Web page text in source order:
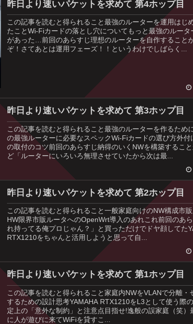
昨日より速いパケットを求めて 第4ホップ目
この記事を読むと得られること最強のルーターを運用はじ
たことWi-Fiカードの落とし穴についてもっと最強のルータ
があった…前回のあらすじ理想のルーターを自作すること
ぞ！さてあとは運用フェーズ！！というわけでしばらく...
昨日より速いパケットを求めて 第3ホップ目
この記事を読むと得られること最強のルーターを作るため
の最強ルーターに必要なスペックWi-Fiカードの選び方外付
の取付のコツ前回のあらすじ納得のいくNWを構築するこ
ど「ルーターにいろいろ無理させていたから次は最...
昨日より速いパケットを求めて 第2ホップ目
この記事を読むと得られること一般家庭向けのNW構成市
HW限界市販ルータへのOpenWrt導入のあれこれ前回のあ
れ持ってる俺プロじゃん？」と買っただけでドヤ顔してた
RTX1210をちゃんと活用しようと思って自...
昨日より速いパケットを求めて 第1ホップ目
この記事を読むと得られること家庭内NWをVLANで分離・
するための設計思考YAMAHA RTX1210をL3として使う際
定上の「意外な制約」と注意点目指せ!逸般の誤家庭（笑）
に人が遊びに来てWiFiを貸すこ...